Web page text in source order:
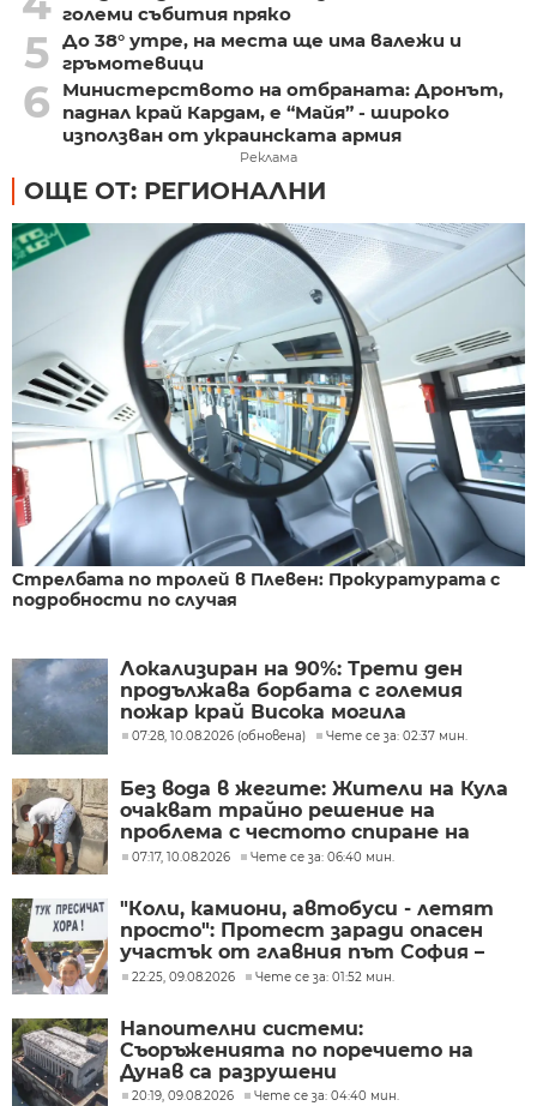
големи събития пряко
5 До 38° утре, на места ще има валежи и
гръмотевици
6
Министерството на отбраната: Дронът,
паднал край Кардам, е “Майя” - широко
използван от украинската армия
Реклама
ОЩЕ ОТ: РЕГИОНАЛНИ
Стрелбата по тролей в Плевен: Прокуратурата с
подробности по случая
Локализиран на 90%: Трети ден
продължава борбата с големия
пожар край Висока могила
07:28, 10.08.2026 (обновена) Чете се за: 02:37 мин.
Без вода в жегите: Жители на Кула
очакват трайно решение на
проблема с честото спиране на
водоподаването
07:17, 10.08.2026 Чете се за: 06:40 мин.
"Коли, камиони, автобуси - летят
просто": Протест заради опасен
участък от главния път София –
Варна
22:25, 09.08.2026 Чете се за: 01:52 мин.
Напоителни системи:
Съоръженията по поречието на
Дунав са разрушени
20:19, 09.08.2026 Чете се за: 04:40 мин.